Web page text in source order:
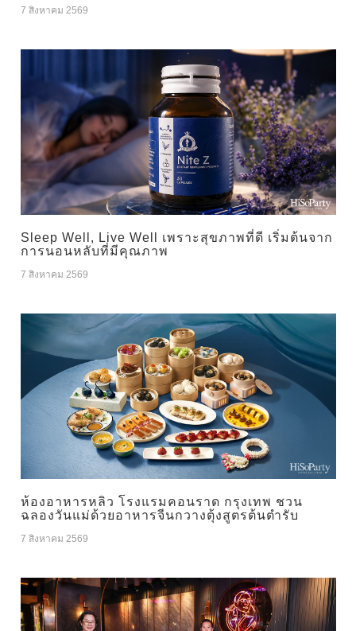
7 สิงหาคม 2569
Sleep Well, Live Well เพราะสุขภาพที่ดี เริ่มต้นจาก
การนอนหลับที่มีคุณภาพ
7 สิงหาคม 2569
ห้องอาหารหลิว โรงแรมคอนราด กรุงเทพ ชวน
ฉลองวันแม่ด้วยอาหารจีนกวางตุ้งสูตรต้นตำรับ
7 สิงหาคม 2569